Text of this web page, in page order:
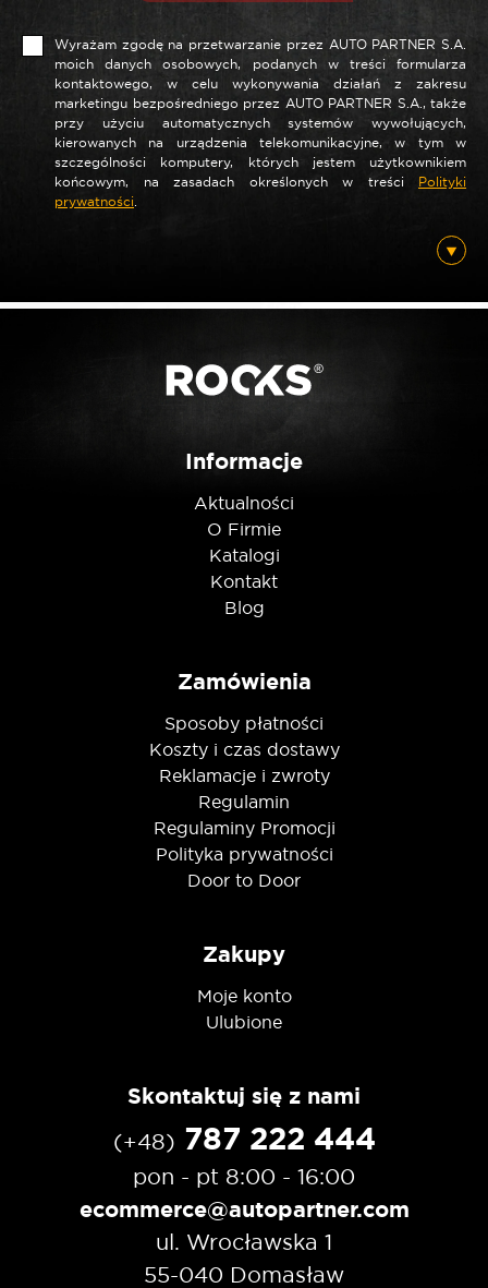
Nazwa*
E-mail*
Nie jestem robotem
Wyrażam zgodę na przetwarzanie przez AUTO PARTNER S.A.
moich danych osobowych, podanych w treści formularza
kontaktowego, w celu wykonywania działań z zakresu
marketingu bezpośredniego przez AUTO PARTNER S.A., także
przy użyciu automatycznych systemów wywołujących,
kierowanych na urządzenia telekomunikacyjne, w tym w
szczególności komputery, których jestem użytkownikiem
końcowym, na zasadach określonych w treści Polityki
prywatności.
Informacje
Aktualności
O Firmie
Katalogi
Kontakt
Blog
Zamówienia
Sposoby płatności
Koszty i czas dostawy
Reklamacje i zwroty
Regulamin
Regulaminy Promocji
Polityka prywatności
Door to Door
Zakupy
Moje konto
Ulubione
Skontaktuj się z nami
(+48) 787 222 444
pon - pt 8:00 - 16:00
ecommerce@autopartner.com
ul. Wrocławska 1
55-040 Domasław